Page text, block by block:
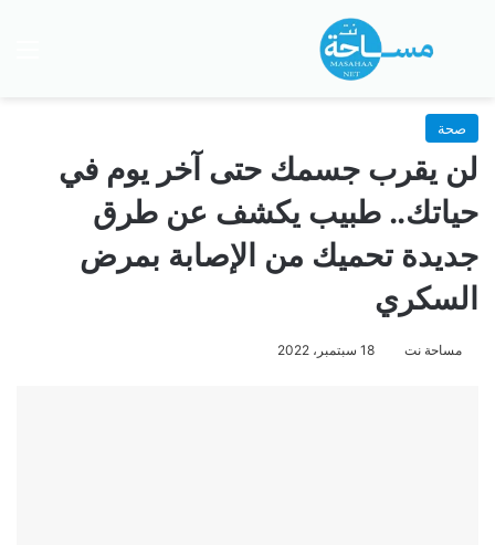
بحث عن
صحة
لن يقرب جسمك حتى آخر يوم في
حياتك.. طبيب يكشف عن طرق
جديدة تحميك من الإصابة بمرض
السكري
مساحة نت 18 سبتمبر، 2022